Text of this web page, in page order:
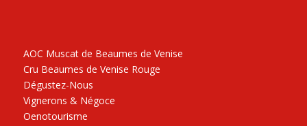
AOC Muscat de Beaumes de Venise
Cru Beaumes de Venise Rouge
Dégustez-Nous
Vignerons & Négoce
Oenotourisme